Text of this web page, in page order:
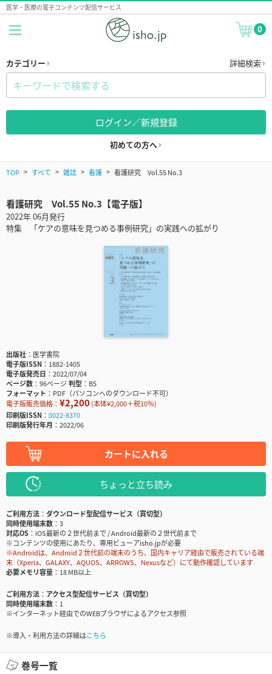
医学・医療の電子コンテンツ配信サービス
0
カテゴリー 詳細検索
ログイン／新規登録
初めての方へ
TOP すべて 雑誌 看護 看護研究 Vol.55 No.3
看護研究 Vol.55 No.3【電子版】
2022年 06月発行
特集 「ケアの意味を見つめる事例研究」の実践への拡がり
出版社
医学書院
電子版ISSN
1882-1405
電子版発売日
2022/07/04
ページ数
96ページ判型
B5
フォーマット
PDF（パソコンへのダウンロード不可）
電子版販売価格： ¥2,200(本体¥2,000＋税10％)
印刷版ISSN
0022-8370
印刷版発行年月
2022/06
カートに入れる
ちょっと立ち読み
ご利用方法
ダウンロード型配信サービス（買切型）
同時使用端末数
3
対応OS
iOS最新の２世代前まで / Android最新の２世代前まで
※コンテンツの使用にあたり、専用ビューアisho.jpが必要
※Androidは、Android２世代前の端末のうち、国内キャリア経由で販売されている端
末（Xperia、GALAXY、AQUOS、ARROWS、Nexusなど）にて動作確認しています
必要メモリ容量
18 MB以上
ご利用方法
アクセス型配信サービス（買切型）
同時使用端末数
1
※インターネット経由でのWEBブラウザによるアクセス参照
※導入・利用方法の詳細はこちら
巻号一覧